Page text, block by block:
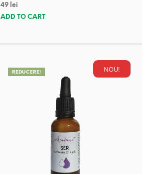
49 lei
ADD TO CART
NOU!
REDUCERE!